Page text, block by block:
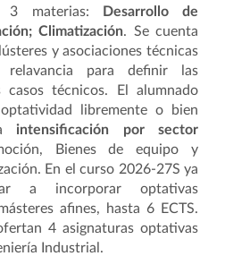
3 materias:
Desarrollo de
Climatización. Se cuenta
y asociaciones técnicas
para definir las
casos técnicos. El alumnado
libremente o bien
intensificación por sector
Bienes de equipo y
En el curso 2026-27S ya
a incorporar optativas
afines, hasta 6 ECTS.
4 asignaturas optativas
Industrial.